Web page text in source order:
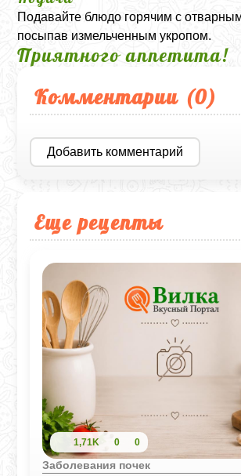
Подавайте блюдо горячим с
посыпав измельченным укропом.
Приятного аппетита!
Комментарии (0)
Добавить комментарий
Еще рецепты
1,71K 0 0
Заболевания почек